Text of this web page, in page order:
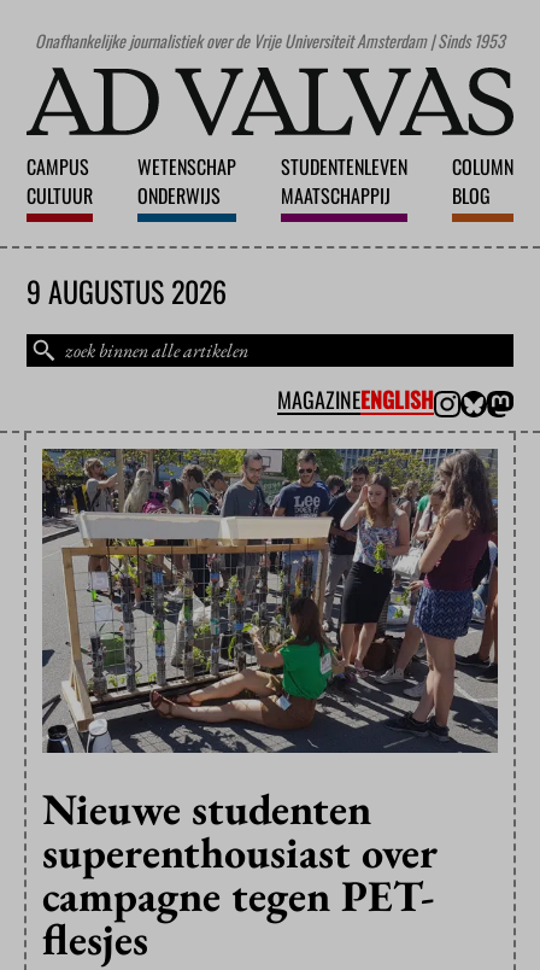
Onafhankelijke journalistiek over de Vrije Universiteit Amsterdam | Sinds 1953
CAMPUS
CULTUUR
WETENSCHAP
ONDERWIJS
STUDENTENLEVEN
MAATSCHAPPIJ
COLUMN
BLOG
9 AUGUSTUS 2026
MAGAZINEENGLISH
Nieuwe studenten
superenthousiast over
campagne tegen PET-
flesjes